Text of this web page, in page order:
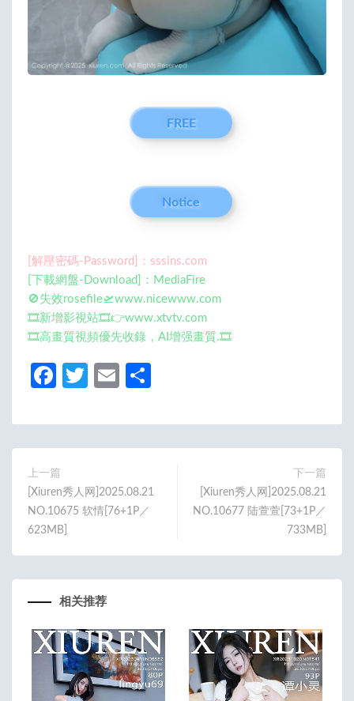
FREE
Notice
[解壓密碼-Password]：sssins.com
[下載網盤-Download]：MediaFire
🚫失效rosefile🛫www.nicewww.com
🎞️新增影視站🎞️👉www.xtvtv.com
🎞️高畫質視頻優先收錄，AI增强畫質.🎞️
Fa
b
o
o
k
T
itt
er
E
ail
上一篇
[Xiuren秀人网]2025.08.21
NO.10675 软情[76+1P／
623MB]
下一篇
[Xiuren秀人网]2025.08.21
NO.10677 陆萱萱[73+1P／
733MB]
相关推荐